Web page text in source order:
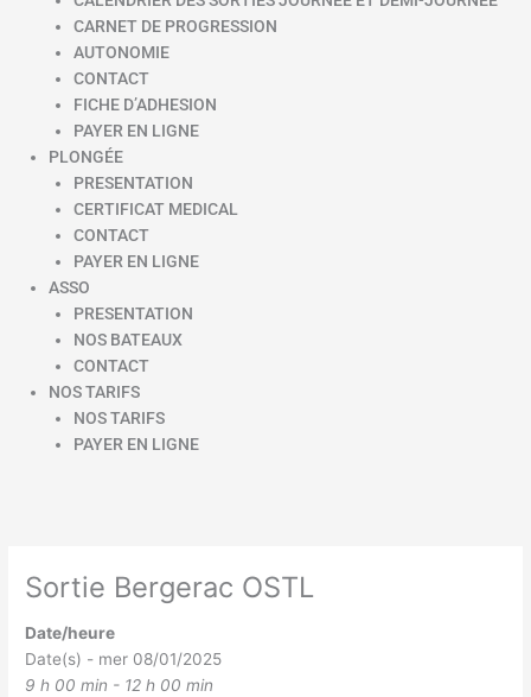
CARNET DE PROGRESSION
AUTONOMIE
CONTACT
FICHE D’ADHESION
PAYER EN LIGNE
PLONGÉE
PRESENTATION
CERTIFICAT MEDICAL
CONTACT
PAYER EN LIGNE
ASSO
PRESENTATION
NOS BATEAUX
CONTACT
NOS TARIFS
NOS TARIFS
PAYER EN LIGNE
Sortie Bergerac OSTL
Date/heure
Date(s) - mer 08/01/2025
9 h 00 min - 12 h 00 min